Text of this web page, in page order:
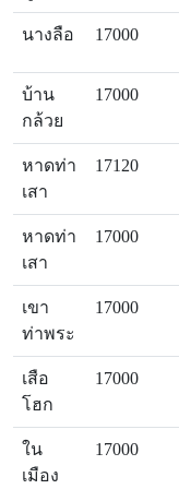
นางลือ 17000
บ้าน
กล้วย
17000
หาดท่า
เสา
17120
หาดท่า
เสา
17000
เขา
ท่าพระ
17000
เสือ
โฮก
17000
ใน
เมือง
17000